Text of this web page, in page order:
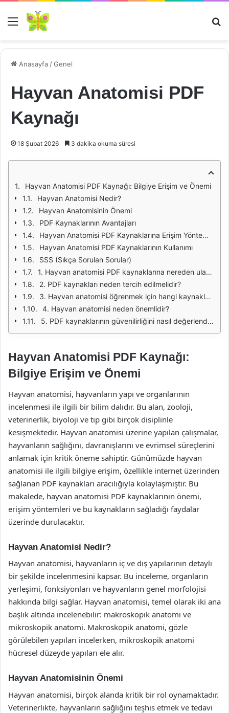
Menü
Anasayfa /Genel
Hayvan Anatomisi PDF
Kaynağı
18 Şubat 2026 3 dakika okuma süresi
Hayvan Anatomisi PDF Kaynağı: Bilgiye Erişim ve Önemi
Hayvan Anatomisi Nedir?
Hayvan Anatomisinin Önemi
PDF Kaynaklarının Avantajları
Hayvan Anatomisi PDF Kaynaklarına Erişim Yöntemleri
Hayvan Anatomisi PDF Kaynaklarının Kullanımı
SSS (Sıkça Sorulan Sorular)
1. Hayvan anatomisi PDF kaynaklarına nereden ulaşabilirim?
2. PDF kaynakları neden tercih edilmelidir?
3. Hayvan anatomisi öğrenmek için hangi kaynaklar önerilir?
4. Hayvan anatomisi neden önemlidir?
5. PDF kaynaklarının güvenilirliğini nasıl değerlendirebilirim?
Hayvan Anatomisi PDF Kaynağı:
Bilgiye Erişim ve Önemi
Hayvan anatomisi, hayvanların yapı ve organlarının
incelenmesi ile ilgili bir bilim dalıdır. Bu alan, zooloji,
veterinerlik, biyoloji ve tıp gibi birçok disiplinle
kesişmektedir. Hayvan anatomisi üzerine yapılan çalışmalar,
hayvanların sağlığını, davranışlarını ve evrimsel süreçlerini
anlamak için kritik öneme sahiptir. Günümüzde hayvan
anatomisi ile ilgili bilgiye erişim, özellikle internet üzerinden
sağlanan PDF kaynakları aracılığıyla kolaylaşmıştır. Bu
makalede, hayvan anatomisi PDF kaynaklarının önemi,
erişim yöntemleri ve bu kaynakların sağladığı faydalar
üzerinde durulacaktır.
Hayvan Anatomisi Nedir?
Hayvan anatomisi, hayvanların iç ve dış yapılarının detaylı
bir şekilde incelenmesini kapsar. Bu inceleme, organların
yerleşimi, fonksiyonları ve hayvanların genel morfolojisi
hakkında bilgi sağlar. Hayvan anatomisi, temel olarak iki ana
başlık altında incelenebilir: makroskopik anatomi ve
mikroskopik anatomi. Makroskopik anatomi, gözle
görülebilen yapıları incelerken, mikroskopik anatomi
hücresel düzeyde yapıları ele alır.
Hayvan Anatomisinin Önemi
Hayvan anatomisi, birçok alanda kritik bir rol oynamaktadır.
Veterinerlikte, hayvanların sağlığını teşhis etmek ve tedavi